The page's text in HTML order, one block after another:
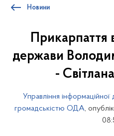
Новини
Прикарпаття
держави
-
Управління інформаційної
громадськістю ОДА,